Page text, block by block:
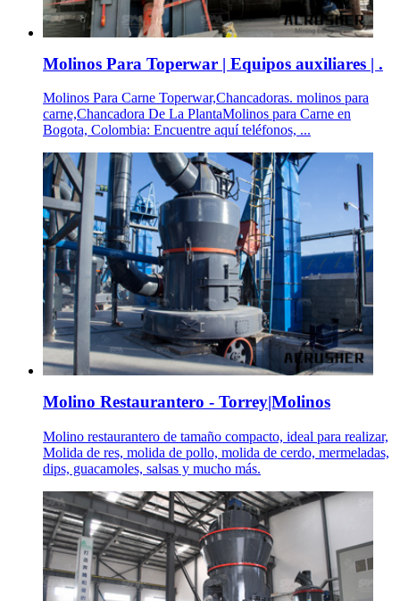
Molinos Para Toperwar | Equipos auxiliares | .
Molinos Para Carne Toperwar,Chancadoras. molinos para
carne,Chancadora De La PlantaMolinos para Carne en
Bogota, Colombia: Encuentre aquí teléfonos, ...
Molino Restaurantero - Torrey|Molinos
Molino restaurantero de tamaño compacto, ideal para realizar,
Molida de res, molida de pollo, molida de cerdo, mermeladas,
dips, guacamoles, salsas y mucho más.